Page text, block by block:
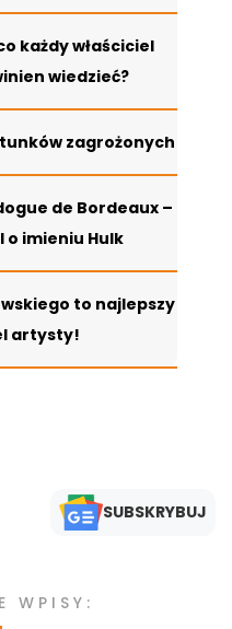
każdy właściciel
wiedzieć?
zagrożonych
de Bordeaux –
imieniu Hulk
to najlepszy
artysty!
SUBSKRYBUJ
WPISY: